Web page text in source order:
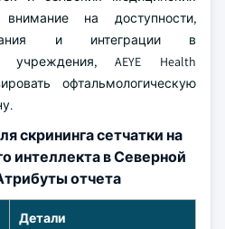
на доступности,
и интеграции в
учреждения, AEYE Health
офтальмологическую
скрининга сетчатки на
интеллекта в Северной
отчета
Детали